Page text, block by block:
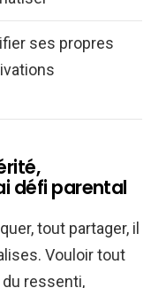
ses propres
défi parental
tout partager, il
Vouloir tout
du ressenti,